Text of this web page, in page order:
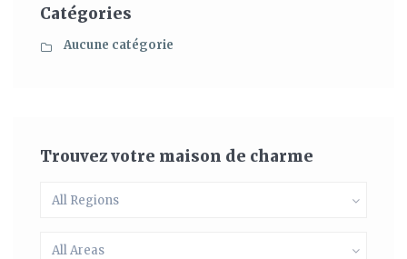
Catégories
Aucune catégorie
Trouvez votre maison de charme
All Regions
All Areas